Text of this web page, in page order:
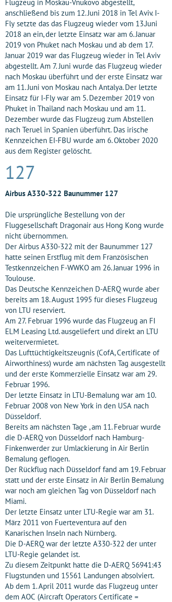
Flugzeug in Moskau-Vnukovo abgestellt,
anschließend bis zum 12. Juni 2018 in Tel Aviv. I-
Fly setzte das das Flugzeug wieder vom 13.Juni
2018 an ein, der letzte Einsatz war am 6. Januar
2019 von Phuket nach Moskau und ab dem 17.
Januar 2019 war das Flugzeug wieder in Tel Aviv
abgestellt. Am 7. Juni wurde das Flugzeug wieder
nach Moskau überführt und der erste Einsatz war
am 11. Juni von Moskau nach Antalya. Der letzte
Einsatz für I-Fly war am 5. Dezember 2019 von
Phuket in Thailand nach Moskau und am 11.
Dezember wurde das Flugzeug zum Abstellen
nach Teruel in Spanien überführt. Das irische
Kennzeichen EI-FBU wurde am 6. Oktober 2020
aus dem Register gelöscht.
127
Airbus A330-322 Baunummer 127
Die ursprüngliche Bestellung von der
Fluggesellschaft Dragonair aus Hong Kong wurde
nicht übernommen.
Der Airbus A330-322 mit der Baunummer 127
hatte seinen Erstflug mit dem Französischen
Testkennzeichen F-WWKO am 26. Januar 1996 in
Toulouse.
Das Deutsche Kennzeichen D-AERQ wurde aber
bereits am 18. August 1995 für dieses Flugzeug
von LTU reserviert.
Am 27. Februar 1996 wurde das Flugzeug an FI
ELM Leasing Ltd. ausgeliefert und direkt an LTU
weitervermietet.
Das Lufttüchtigkeitszeugnis (CofA, Certificate of
Airworthiness) wurde am nächsten Tag ausgestellt
und der erste Kommerzielle Einsatz war am 29.
Februar 1996.
Der letzte Einsatz in LTU-Bemalung war am 10.
Februar 2008 von New York in den USA nach
Düsseldorf.
Bereits am nächsten Tage , am 11. Februar wurde
die D-AERQ von Düsseldorf nach Hamburg-
Finkenwerder zur Umlackierung in Air Berlin
Bemalung geflogen.
Der Rückflug nach Düsseldorf fand am 19. Februar
statt und der erste Einsatz in Air Berlin Bemalung
war noch am gleichen Tag von Düsseldorf nach
Miami.
Der letzte Einsatz unter LTU-Regie war am 31.
März 2011 von Fuerteventura auf den
Kanarischen Inseln nach Nürnberg.
Die D-AERQ war der letzte A330-322 der unter
LTU-Regie gelandet ist.
Zu diesem Zeitpunkt hatte die D-AERQ 56941:43
Flugstunden und 15561 Landungen absolviert.
Ab dem 1. April 2011 wurde das Flugzeug unter
dem AOC (Aircraft Operators Certificate =